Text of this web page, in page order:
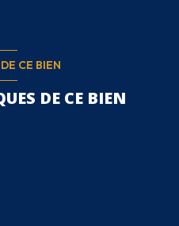
CE BIEN
DE CE BIEN